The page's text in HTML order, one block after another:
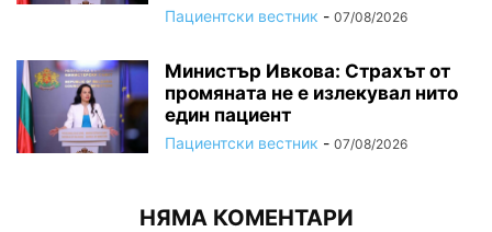
Пациентски вестник - 07/08/2026
Министър Ивкова: Страхът от
промяната не е излекувал нито
един пациент
Пациентски вестник - 07/08/2026
НЯМА КОМЕНТАРИ